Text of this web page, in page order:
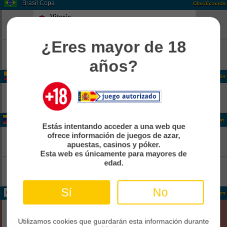
Brasil Copa Clasificación
18:00
Vitoria
-
Corinthians
Clasificación
Real CUndinamarca
Boca Juniors De Cali
Clasificación
Rayo Zuliano
Anzoategui FC
Estudiantes Merida
Internacional CONCACAF Caribbean Cup Grp. B Clasificación
Fin
Cibao
Cavalier Sc
¿Eres mayor de 18
años?
Estás intentando acceder a una web que
ofrece información de juegos de azar,
apuestas, casinos y póker.
Esta web es únicamente para mayores de
edad.
Sí No
Utilizamos cookies que guardarán esta información durante